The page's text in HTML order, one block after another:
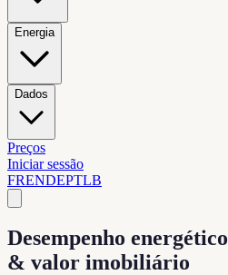
Energia
Dados
Preços
Iniciar sessão
FRENDEPTLB
Desempenho energético
& valor imobiliário